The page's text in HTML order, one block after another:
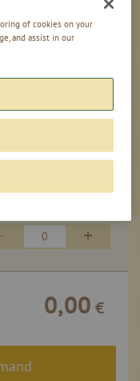
+
+
- +
0,00 €
of cookies on your
and assist in our